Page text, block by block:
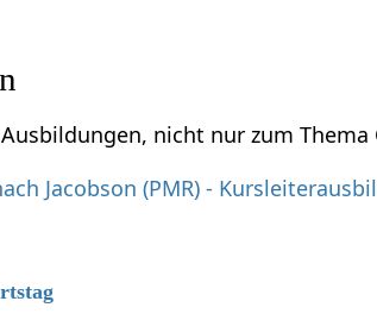
nicht nur zum Thema
Jacobson (PMR) -